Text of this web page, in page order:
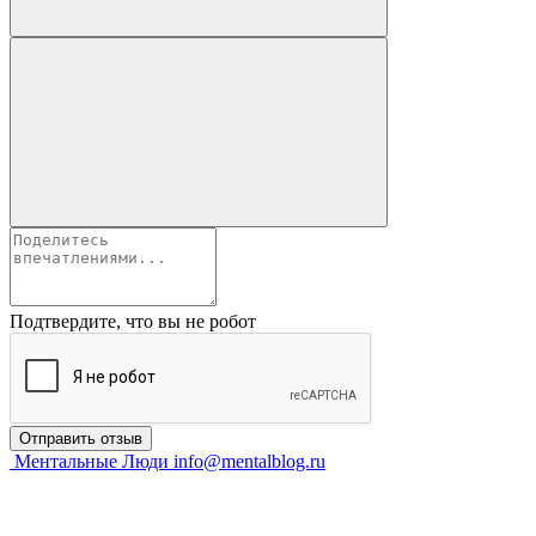
Подтвердите, что вы не робот
Отправить отзыв
Ментальные Люди info@mentalblog.ru